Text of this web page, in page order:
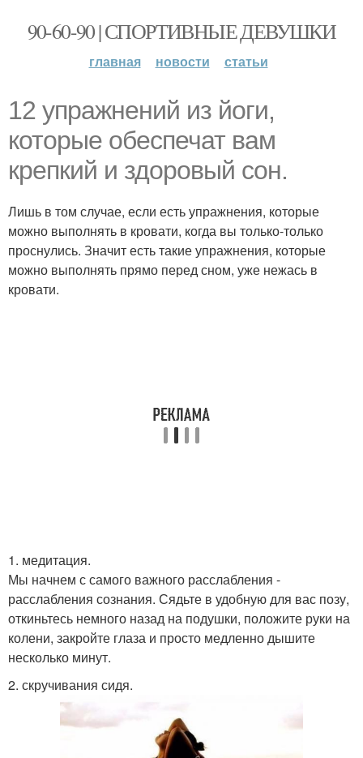
90-60-90 | СПОРТИВНЫЕ ДЕВУШКИ
главная новости статьи
12 упражнений из йоги,
которые обеспечат вам
крепкий и здоровый сон.
Лишь в том случае, если есть упражнения, которые
можно выполнять в кровати, когда вы только-только
проснулись. Значит есть такие упражнения, которые
можно выполнять прямо перед сном, уже нежась в
кровати.
1. медитация.
Мы начнем с самого важного расслабления -
расслабления сознания. Сядьте в удобную для вас позу,
откиньтесь немного назад на подушки, положите руки на
колени, закройте глаза и просто медленно дышите
несколько минут.
2. скручивания сидя.